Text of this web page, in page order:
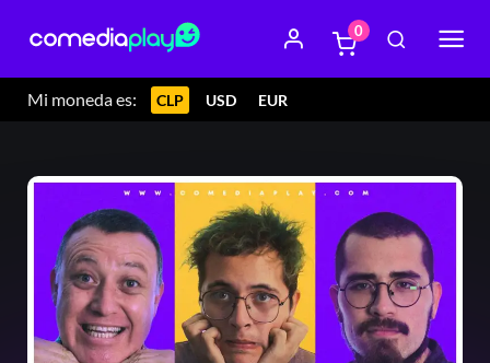
Mi moneda es: CLP USD EUR
0